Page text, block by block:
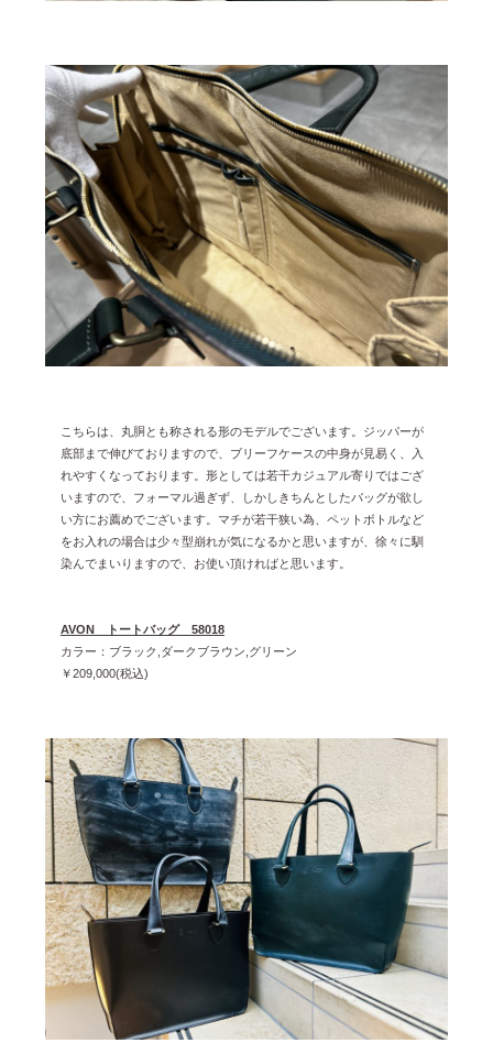
こちらは、丸胴とも称される形のモデルでございます。ジッパーが
底部まで伸びておりますので、ブリーフケースの中身が見易く、入
れやすくなっております。形としては若干カジュアル寄りではござ
いますので、フォーマル過ぎず、しかしきちんとしたバッグが欲し
い方にお薦めでございます。マチが若干狭い為、ペットボトルなど
をお入れの場合は少々型崩れが気になるかと思いますが、徐々に馴
染んでまいりますので、お使い頂ければと思います。
AVON トートバッグ 58018
カラー：ブラック,ダークブラウン,グリーン
￥209,000(税込)